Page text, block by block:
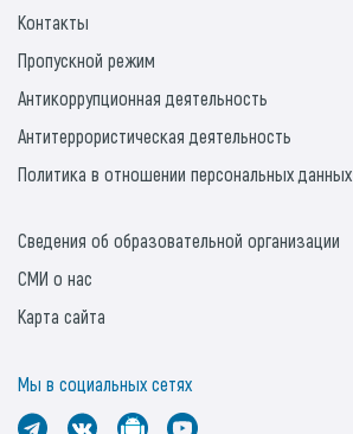
Контакты
Пропускной режим
Антикоррупционная деятельность
Антитеррористическая деятельность
Политика в отношении персональных данных
Сведения об образовательной организации
СМИ о нас
Карта сайта
Мы в социальных сетях